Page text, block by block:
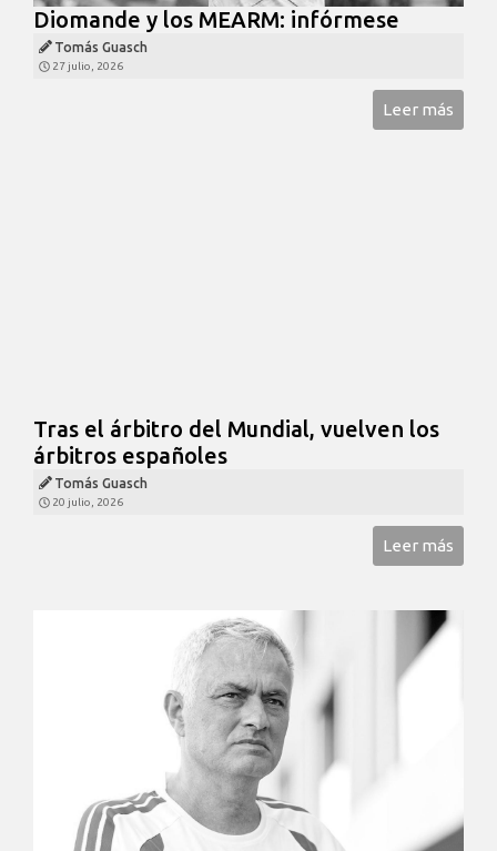
Diomande y los MEARM: infórmese
Tomás Guasch
27 julio, 2026
Leer más
Tras el árbitro del Mundial, vuelven los
árbitros españoles
Tomás Guasch
20 julio, 2026
Leer más